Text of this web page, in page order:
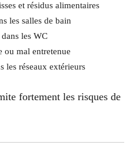
et résidus alimentaires
les salles de bain
les WC
ou mal entretenue
les réseaux extérieurs
fortement les risques de